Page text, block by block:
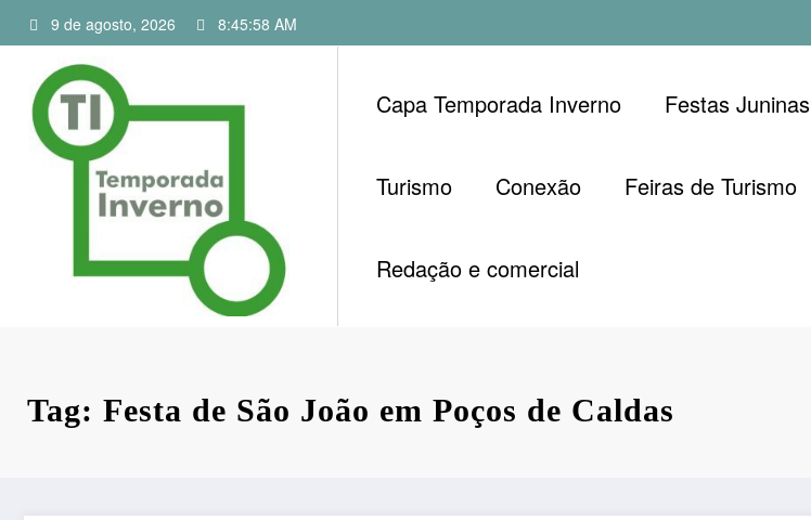
para
conteúdo
9 de agosto, 2026 8:45:59 AM
Capa Temporada Inverno Festas Juninas
Turismo Conexão Feiras de Turismo
Redação e comercial
Tag: Festa de São João em Poços de Caldas